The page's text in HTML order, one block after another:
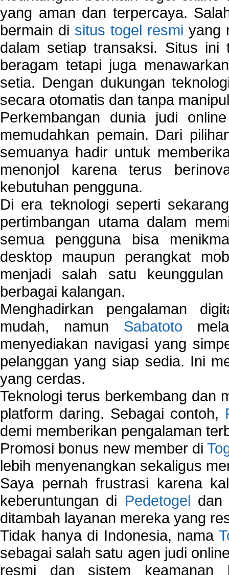
yang aman dan terpercaya.
bermain di situs togel resmi yang
dalam setiap transaksi. Situs ini
beragam tetapi juga
setia. Dengan dukungan
secara otomatis dan tanpa
Perkembangan dunia judi
memudahkan pemain. Dari
semuanya hadir untuk
menonjol karena terus
kebutuhan pengguna.
Di era teknologi seperti
pertimbangan utama dalam
semua pengguna bisa
desktop maupun perangkat
menjadi salah satu
berbagai kalangan.
Menghadirkan pengalaman
mudah, namun Sabatoto
menyediakan navigasi yang
pelanggan yang siap sedia. Ini
yang cerdas.
Teknologi terus berkembang dan
platform daring. Sebagai contoh,
demi memberikan pengalaman
Promosi bonus new member di
lebih menyenangkan sekaligus
Saya pernah frustrasi karena
keberuntungan di Pedetogel dan
ditambah layanan mereka yang
Tidak hanya di Indonesia, nama
sebagai salah satu agen judi
resmi dan sistem keamanan